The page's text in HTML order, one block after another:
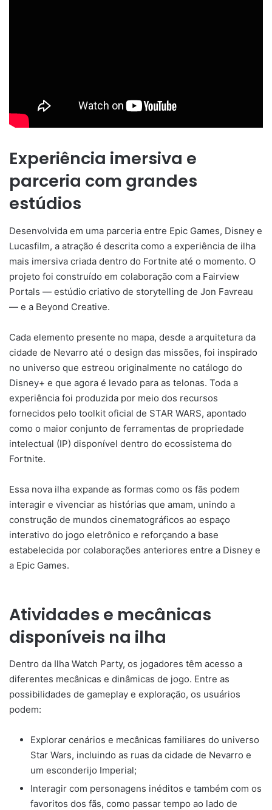
Experiência imersiva e
parceria com grandes
estúdios
Desenvolvida em uma parceria entre Epic Games, Disney e
Lucasfilm, a atração é descrita como a experiência de ilha
mais imersiva criada dentro do Fortnite até o momento. O
projeto foi construído em colaboração com a Fairview
Portals — estúdio criativo de storytelling de Jon Favreau
— e a Beyond Creative.
Cada elemento presente no mapa, desde a arquitetura da
cidade de Nevarro até o design das missões, foi inspirado
no universo que estreou originalmente no catálogo do
Disney+ e que agora é levado para as telonas. Toda a
experiência foi produzida por meio dos recursos
fornecidos pelo toolkit oficial de STAR WARS, apontado
como o maior conjunto de ferramentas de propriedade
intelectual (IP) disponível dentro do ecossistema do
Fortnite.
Essa nova ilha expande as formas como os fãs podem
interagir e vivenciar as histórias que amam, unindo a
construção de mundos cinematográficos ao espaço
interativo do jogo eletrônico e reforçando a base
estabelecida por colaborações anteriores entre a Disney e
a Epic Games.
Atividades e mecânicas
disponíveis na ilha
Dentro da Ilha Watch Party, os jogadores têm acesso a
diferentes mecânicas e dinâmicas de jogo. Entre as
possibilidades de gameplay e exploração, os usuários
podem:
Explorar cenários e mecânicas familiares do universo
Star Wars, incluindo as ruas da cidade de Nevarro e
um esconderijo Imperial;
Interagir com personagens inéditos e também com os
favoritos dos fãs, como passar tempo ao lado de